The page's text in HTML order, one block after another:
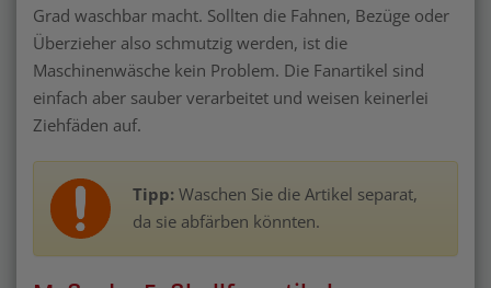
Grad waschbar macht. Sollten die Fahnen, Bezüge oder
Überzieher also schmutzig werden, ist die
Maschinenwäsche kein Problem. Die Fanartikel sind
einfach aber sauber verarbeitet und weisen keinerlei
Ziehfäden auf.
Tipp: Waschen Sie die Artikel separat,
da sie abfärben könnten.